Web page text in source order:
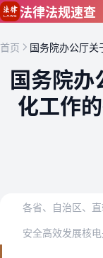
跳到主要内容
法律法规速查
首页 国务院办公厅
国务院办
化工作
各省、自治区、